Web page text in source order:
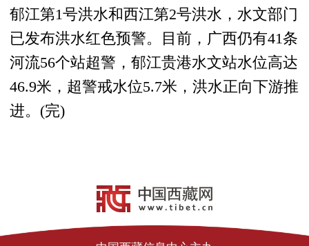
郁江第1号洪水和西江第2号洪水，水文部门
已发布洪水红色预警。目前，广西仍有41条
河流56个站超警，郁江贵港水文站水位高达
46.9米，超警戒水位5.7米，洪水正向下游推
进。(完)